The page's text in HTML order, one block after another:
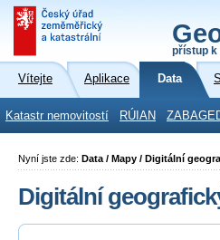
přístup k
Vítejte Aplikace Data
Katastr nemovitostí RÚIAN
Nyní jste zde: Data / Mapy / Digitální
Digitální